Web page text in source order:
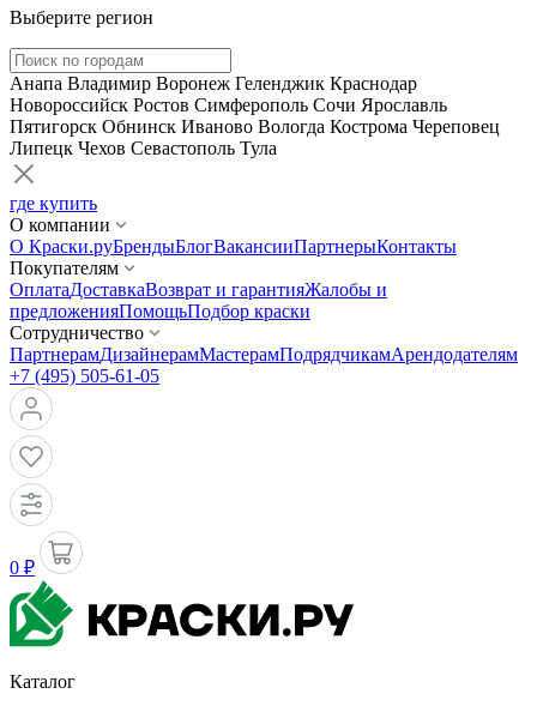
Выберите регион
Анапа Владимир Воронеж Геленджик Краснодар
Новороссийск Ростов Симферополь Сочи Ярославль
Пятигорск Обнинск Иваново Вологда Кострома Череповец
Липецк Чехов Севастополь Тула
где купить
О компании
О Краски.руБрендыБлогВакансииПартнерыКонтакты
Покупателям
ОплатаДоставкаВозврат и гарантияЖалобы и
предложенияПомощьПодбор краски
Сотрудничество
ПартнерамДизайнерамМастерамПодрядчикамАрендодателям
+7 (495) 505-61-05
0 ₽
Каталог